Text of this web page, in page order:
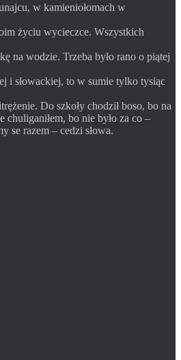
w kamieniołomach w
życiu wycieczce. Wszystkich
na wodzie. Trzeba było rano o piątej
i słowackiej, to w sumie tylko tysiąc
Do szkoły chodził boso, bo na
chuliganiłem, bo nie było za co –
se razem – cedzi słowa.